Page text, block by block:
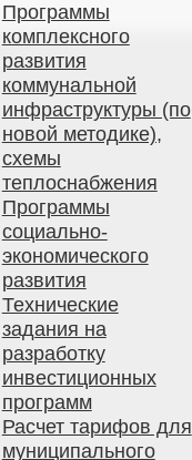
Программы
комплексного
развития
коммунальной
инфраструктуры (по
новой методике),
схемы
теплоснабжения
Программы
социально-
экономического
развития
Технические
задания на
разработку
инвестиционных
программ
Расчет тарифов для
муниципального